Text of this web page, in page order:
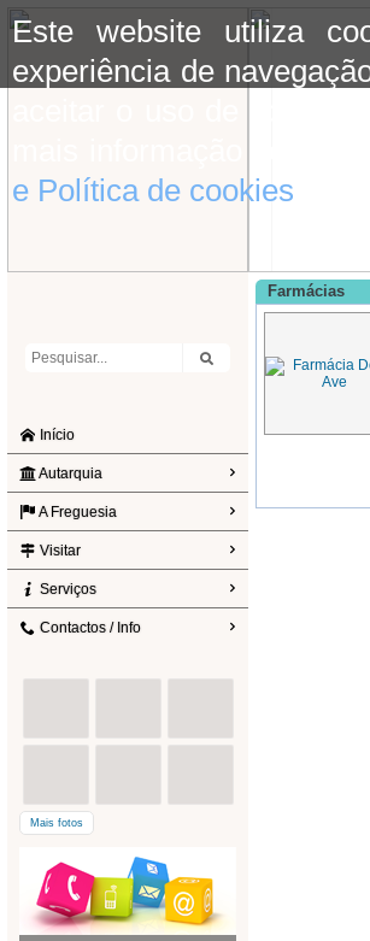
Este website utiliza
experiência de
e Política de cookies
Início
Autarquia
A Freguesia
Visitar
Serviços
Contactos / Info
Mais fotos
Farmácias